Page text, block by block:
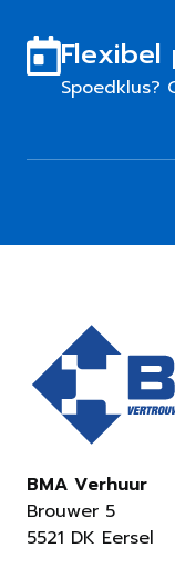
Flexibel
Spoedklus?
BMA Verhuur
Brouwer 5
5521 DK Eersel